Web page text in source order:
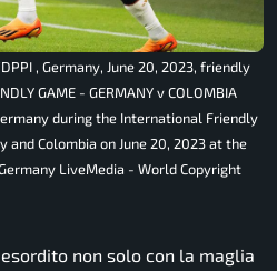
, Germany, June 20, 2023, friendly
GAME - GERMANY v COLOMBIA
during the International Friendly
Colombia on June 20, 2023 at the
LiveMedia - World Copyright
non solo con la maglia